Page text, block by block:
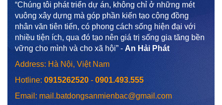
“Chúng tôi phát triển dự án, không chỉ ở những mét
vuông xây dựng mà góp phần kiến tạo cộng đồng
nhân văn tiên tiến, có phong cách sống hiện đại với
nhiều tiện ích, qua đó tạo nên giá trị sống gia tăng bền
vững cho mình và cho xã hội” - An Hải Phát
Address: Hà Nội, Việt Nam
Hotline: 0915262520 - 0901.493.555
Email: mail.batdongsanmienbac@gmail.com